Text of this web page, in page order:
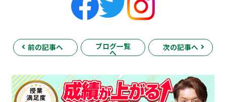
前の記事へ ブログ一覧
へ
次の記事へ